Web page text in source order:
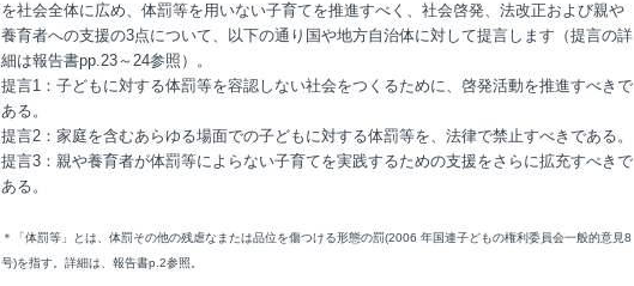
を社会全体に広め、体罰等を用いない子育てを推進すべく、社会啓発、法改正および親や
養育者への支援の3点について、以下の通り国や地方自治体に対して提言します（提言の詳
細は報告書pp.23～24参照）。
提言1：子どもに対する体罰等を容認しない社会をつくるために、啓発活動を推進すべきで
ある。
提言2：家庭を含むあらゆる場面での子どもに対する体罰等を、法律で禁止すべきである。
提言3：親や養育者が体罰等によらない子育てを実践するための支援をさらに拡充すべきで
ある。
＊「体罰等」とは、体罰その他の残虐なまたは品位を傷つける形態の罰(2006 年国連子どもの権利委員会一般的意見8
号)を指す。詳細は、報告書p.2参照。